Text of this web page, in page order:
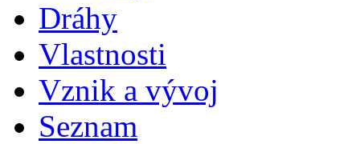
Dráhy
Vlastnosti
Vznik a vývoj
Seznam